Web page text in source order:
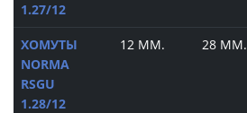
1.27/12
ХОМУТЫ
NORMA
RSGU
1.28/12
12 ММ. 28 ММ.